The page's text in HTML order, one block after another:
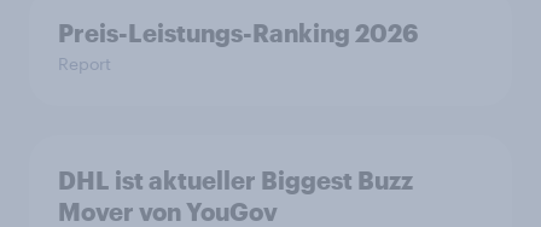
Preis-Leistungs-Ranking 2026
Report
DHL ist aktueller Biggest Buzz
Mover von YouGov